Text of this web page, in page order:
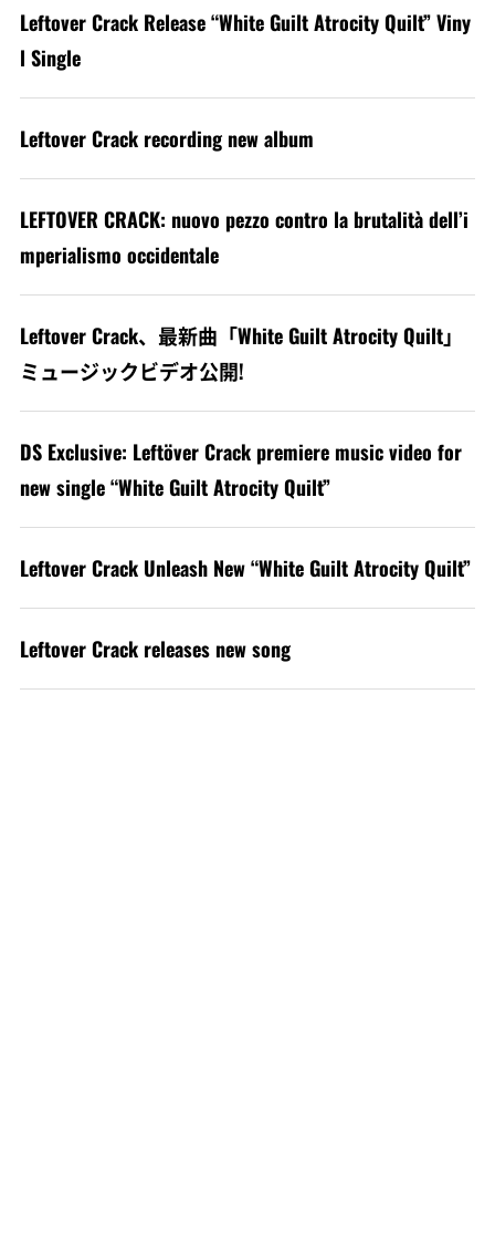
Leftover Crack Release “White Guilt Atrocity Quilt” Viny
l Single
Leftover Crack recording new album
LEFTOVER CRACK: nuovo pezzo contro la brutalità dell’i
mperialismo occidentale
Leftover Crack、最新曲「White Guilt Atrocity Quilt」
ミュージックビデオ公開!
DS Exclusive: Leftöver Crack premiere music video for
new single “White Guilt Atrocity Quilt”
Leftover Crack Unleash New “White Guilt Atrocity Quilt”
Leftover Crack releases new song